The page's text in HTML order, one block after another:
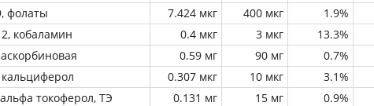
фолаты
7.424 мкг 400 мкг 1.9%
кобаламин
0.4 мкг 3 мкг 13.3%
0.59 мг 90 мг 0.7%
0.307 мкг 10 мкг 3.1%
токоферол, ТЭ
0.131 мг 15 мг 0.9%